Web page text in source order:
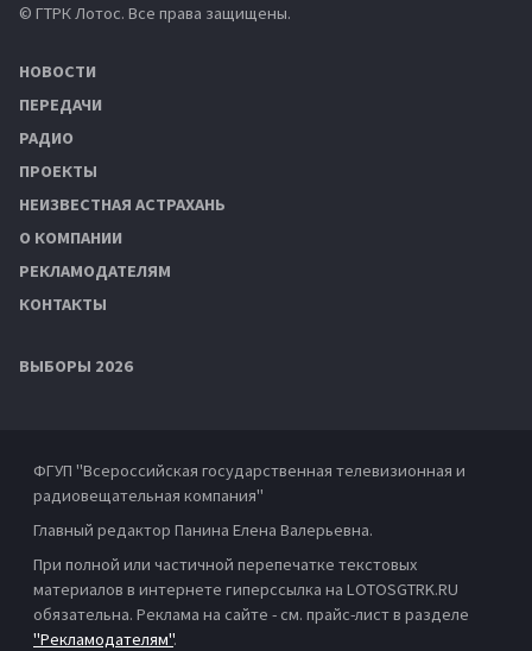
© ГТРК Лотос. Все права защищены.
НОВОСТИ
ПЕРЕДАЧИ
РАДИО
ПРОЕКТЫ
НЕИЗВЕСТНАЯ АСТРАХАНЬ
О КОМПАНИИ
РЕКЛАМОДАТЕЛЯМ
КОНТАКТЫ
ВЫБОРЫ 2026
ФГУП "Всероссийская государственная телевизионная и
радиовещательная компания"
Главный редактор Панина Елена Валерьевна.
При полной или частичной перепечатке текстовых
материалов в интернете гиперссылка на LOTOSGTRK.RU
обязательна. Реклама на сайте - см. прайс-лист в разделе
"Рекламодателям".